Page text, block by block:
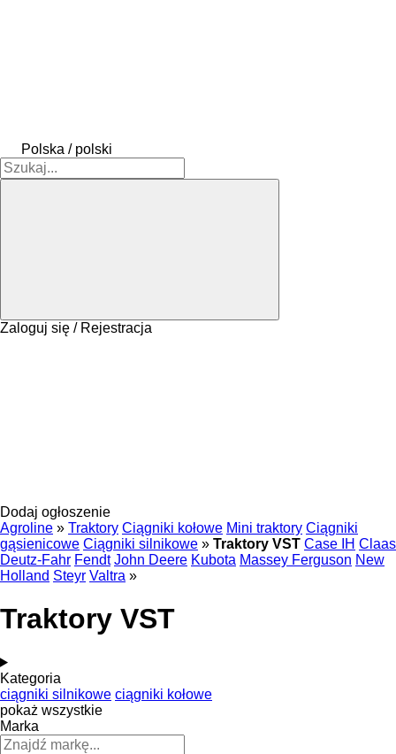
Polska / polski
Zaloguj się / Rejestracja
Dodaj ogłoszenie
Agroline » Traktory Ciągniki kołowe Mini traktory Ciągniki
gąsienicowe Ciągniki silnikowe » Traktory VST Case IH Claas
Deutz-Fahr Fendt John Deere Kubota Massey Ferguson New
Holland Steyr Valtra »
Traktory VST
Kategoria
ciągniki silnikowe ciągniki kołowe
pokaż wszystkie
Marka